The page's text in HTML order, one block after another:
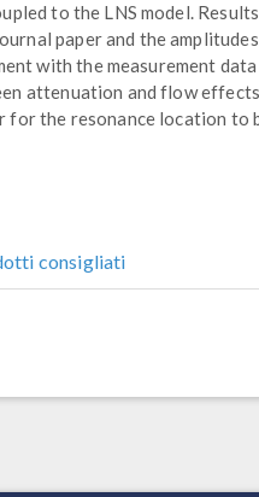
to the LNS model.
paper and the
with the measurement data
attenuation and flow effects
for the resonance location to
consigliati